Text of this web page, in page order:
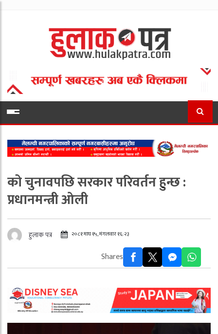
को चुनावपछि सरकार परिवर्तन हुन्छ :
प्रधानमन्त्री ओली
हुलाक पत्र २०८१ माघ १५, मंगलवार १६:२३
Shares